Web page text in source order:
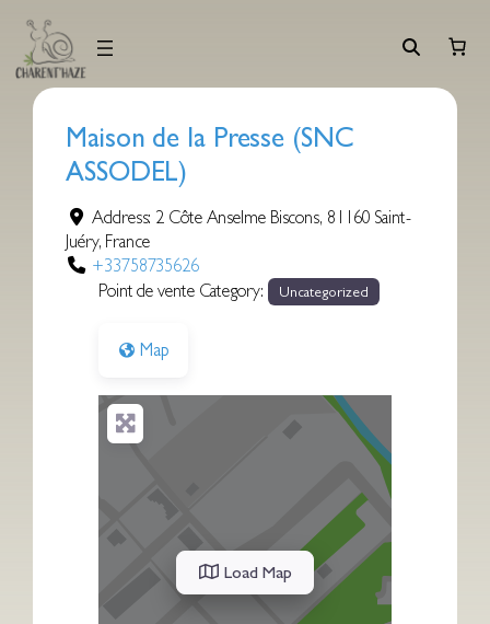
contenu
Maison de la Presse (SNC
ASSODEL)
Address: 2 Côte Anselme Biscons, 81160 Saint-
Juéry, France
+33758735626
Point de vente Category:
Uncategorized
Map
Load Map